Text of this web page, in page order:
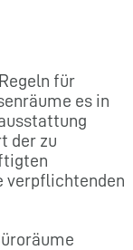
für
es in
der zu
verpflichtenden